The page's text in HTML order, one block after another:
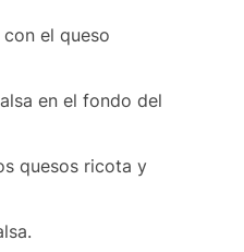
el queso
en el fondo del
quesos ricota y